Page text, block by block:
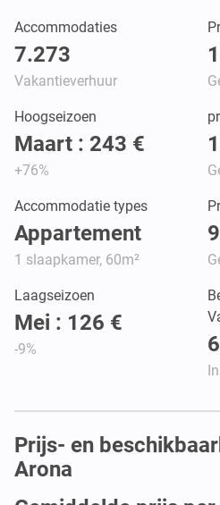
Accommodaties
7.273
Vakantieverhuur
Hoogseizoen
Maart : 243 €
+76%
Accommodatie types
Appartement
1 slaapkamer, 60m²
Laagseizoen
Mei : 126 €
-9%
Prijs- en
Arona